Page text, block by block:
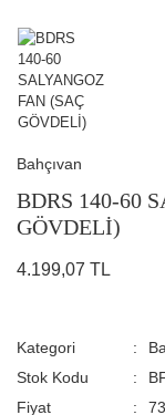
Bahçıvan
BDRS 140-60
GÖVDELİ)
4.199,07 TL
Kategori
Stok Kodu
Fiyat